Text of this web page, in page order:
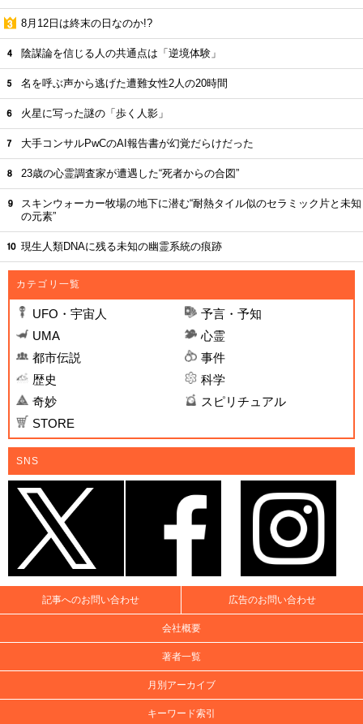
8月12日は終末の日なのか!?
陰謀論を信じる人の共通点は「逆境体験」
名を呼ぶ声から逃げた遭難女性2人の20時間
火星に写った謎の「歩く人影」
大手コンサルPwCのAI報告書が幻覚だらけだった
23歳の心霊調査家が遭遇した“死者からの合図”
スキンウォーカー牧場の地下に潜む“耐熱タイル似のセラミック片と未知
の元素”
現生人類DNAに残る未知の幽霊系統の痕跡
カテゴリ一覧
UFO・宇宙人
予言・予知
UMA
心霊
都市伝説
事件
歴史
科学
奇妙
スピリチュアル
STORE
SNS
記事へのお問い合わせ 広告のお問い合わせ
会社概要
著者一覧
月別アーカイブ
キーワード索引